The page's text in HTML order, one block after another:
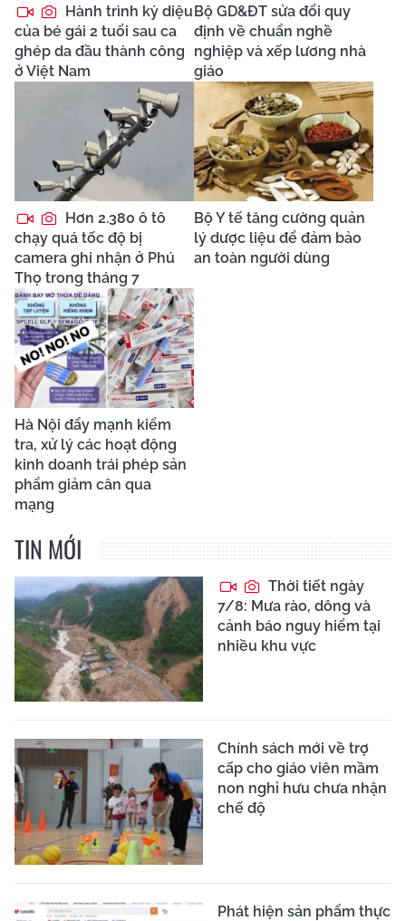
Hành trình kỳ diệu
của bé gái 2 tuổi sau ca
ghép da đầu thành công
ở Việt Nam
Bộ GD&ĐT sửa đổi quy
định về chuẩn nghề
nghiệp và xếp lương nhà
giáo
Hơn 2.380 ô tô
chạy quá tốc độ bị
camera ghi nhận ở Phú
Thọ trong tháng 7
Bộ Y tế tăng cường quản
lý dược liệu để đảm bảo
an toàn người dùng
Hà Nội đẩy mạnh kiểm
tra, xử lý các hoạt động
kinh doanh trái phép sản
phẩm giảm cân qua
mạng
TIN MỚI
Thời tiết ngày
7/8: Mưa rào, dông và
cảnh báo nguy hiểm tại
nhiều khu vực
Chính sách mới về trợ
cấp cho giáo viên mầm
non nghỉ hưu chưa nhận
chế độ
Phát hiện sản phẩm thực